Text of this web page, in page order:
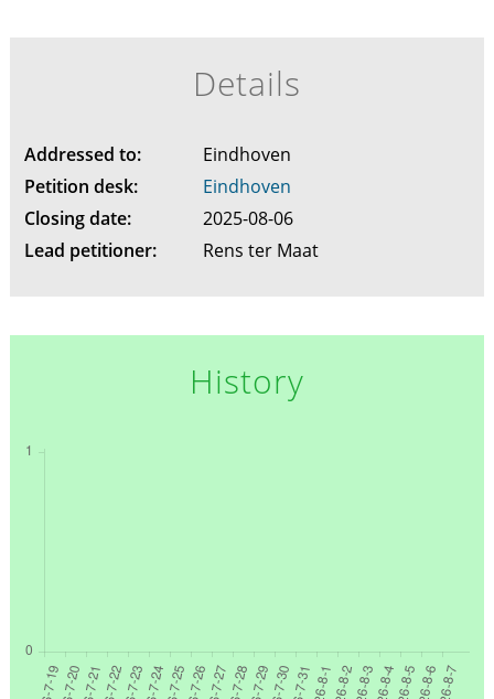
Details
Addressed to:
Eindhoven
Petition desk:
Eindhoven
Closing date:
2025-08-06
Lead petitioner:
Rens ter Maat
History